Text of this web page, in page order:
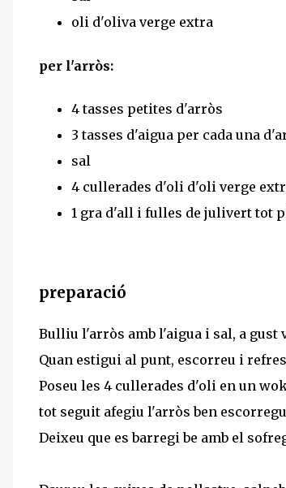
oli d'oliva verge extra
per l'arròs:
4 tasses petites d'arròs
3 tasses d'aigua per cada una
sal
4 cullerades d'oli d'oli verge
1 gra d'all i fulles de julivert tot
preparació
Bulliu l'arròs amb l'aigua i sal, a gust
Quan estigui al punt, escorreu i
Poseu les 4 cullerades d'oli en un
tot seguit afegiu l'arròs ben
Deixeu que es barregi be amb el